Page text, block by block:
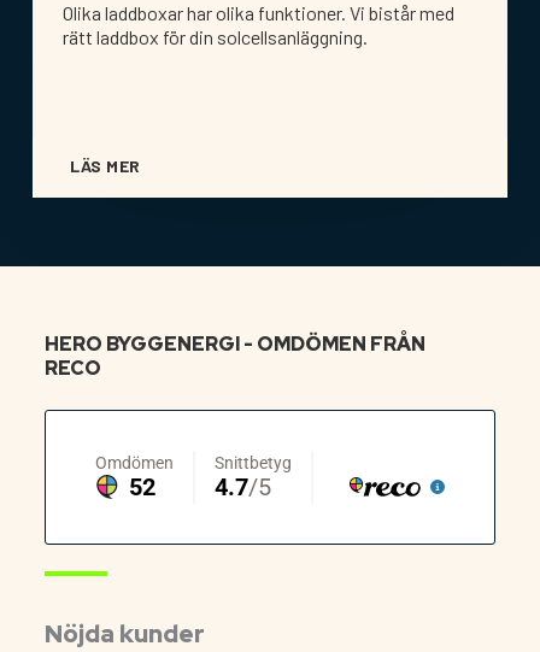
Olika laddboxar har olika funktioner. Vi bistår med
rätt laddbox för din solcellsanläggning.
LÄS MER
HERO BYGGENERGI - OMDÖMEN FRÅN
RECO
Nöjda kunder